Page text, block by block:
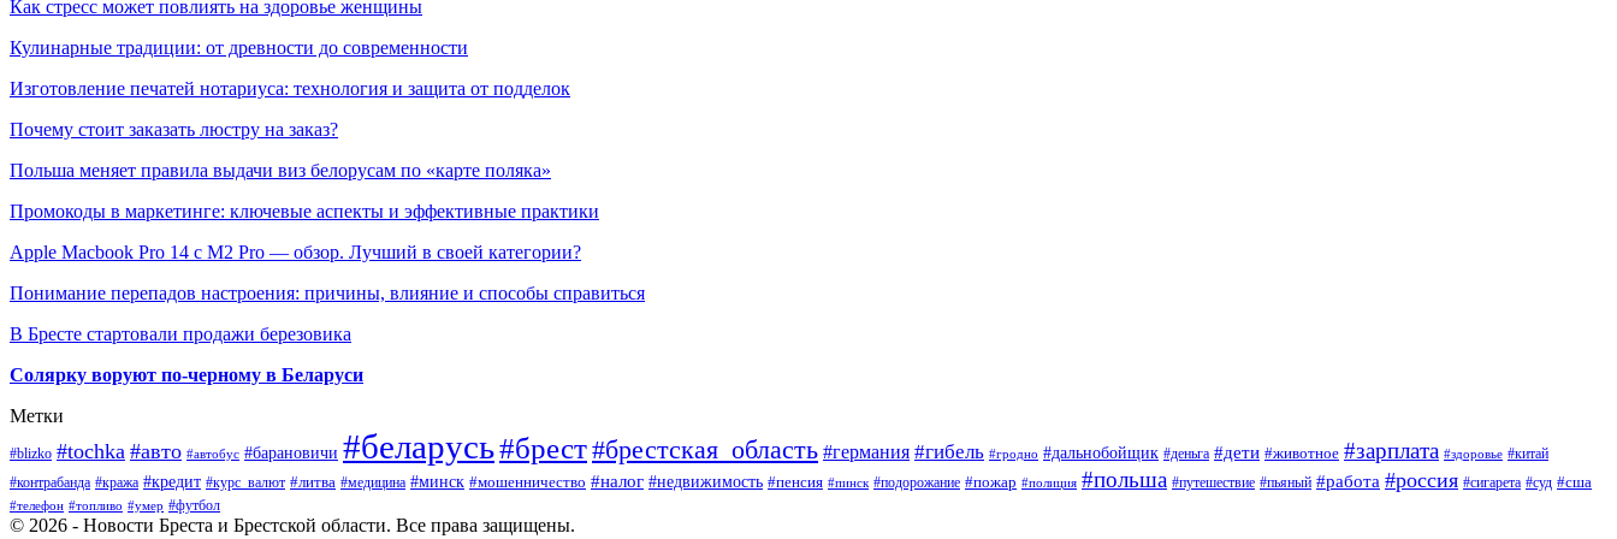
Как стресс может повлиять на здоровье женщины
Кулинарные традиции: от древности до современности
Изготовление печатей нотариуса: технология и защита от подделок
Почему стоит заказать люстру на заказ?
Польша меняет правила выдачи виз белорусам по «карте поляка»
Промокоды в маркетинге: ключевые аспекты и эффективные практики
Apple Macbook Pro 14 с M2 Pro — обзор. Лучший в своей категории?
Понимание перепадов настроения: причины, влияние и способы справиться
В Бресте стартовали продажи березовика
Солярку воруют по-черному в Беларуси
Метки
#blizko #tochka #авто #автобус #барановичи #беларусь#брест#брестская_область #германия #гибель #гродно #дальнобойщик #деньга #дети #животное #зарплата #здоровье #китай
#контрабанда #кража #кредит #курс_валют #литва #медицина #минск #мошенничество #налог #недвижимость #пенсия #пинск #подорожание #пожар #полиция #польша #путешествие #пьяный #работа #россия #сигарета #суд #сша
#телефон #топливо #умер #футбол
© 2026 - Новости Бреста и Брестской области. Все права защищены.